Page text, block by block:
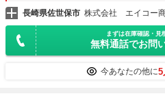
長崎県佐世保市 株式会社 エイコー
まずは在庫確認・見
無料通話でお問
今あなたの他に5